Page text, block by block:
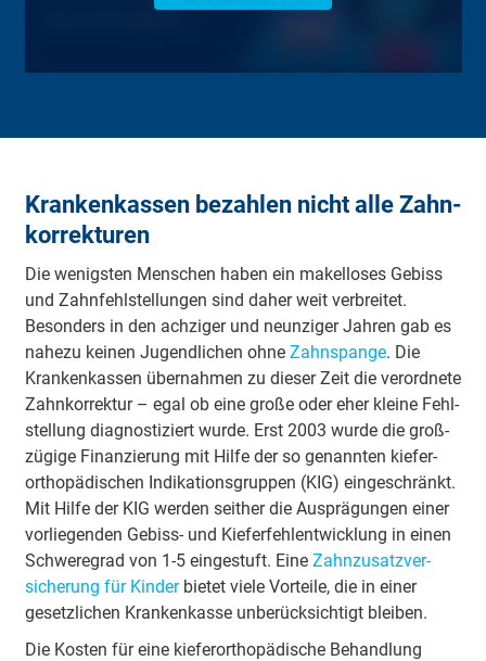
Kran­ken­kassen be­zahlen nicht alle Zahn­
kor­rek­turen
Die wenigsten Men­schen haben ein makel­loses Gebiss
und Zahn­fehl­stel­lungen sind daher weit ver­breitet.
Beson­ders in den ach­ziger und neun­ziger Jahren gab es
nahezu keinen Jugend­lichen ohne Zahn­spange. Die
Kran­ken­kassen über­nahmen zu dieser Zeit die ver­ordnete
Zahn­kor­rek­tur – egal ob eine große oder eher kleine Fehl­
stel­lung diag­nos­tiziert wurde. Erst 2003 wurde die groß­
zügige Finan­zierung mit Hilfe der so genann­ten kiefer­
ortho­pä­dischen Indi­ka­tions­gruppen (KIG) ein­geschränkt.
Mit Hilfe der KIG werden seither die Aus­prä­gungen einer
vor­liegenden Gebiss- und Kiefer­fehl­ent­wick­lung in einen
Schwere­grad von 1-5 ein­gestuft. Eine Zahn­zu­satz­ver­
sicherung für Kinderbietet viele Vor­teile, die in einer
gesetz­lichen Kran­ken­kasse un­be­rück­sichtigt bleiben.
Die Kosten für eine kiefer­ortho­pä­dische Behand­lung